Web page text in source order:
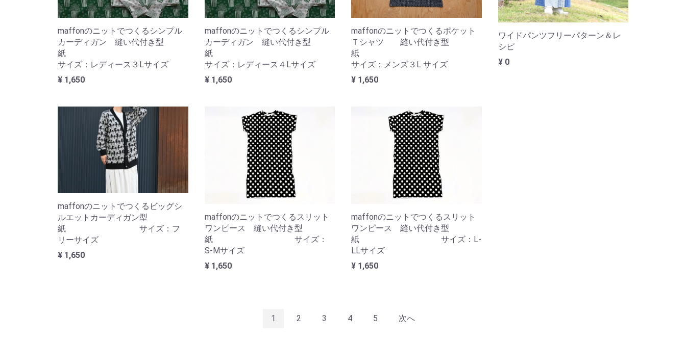
maffonのニットでつくるシンプル
カーディガン 縫い代付き型
紙
サイズ：レディース３Lサイズ
¥ 1,650
maffonのニットでつくるシンプル
カーディガン 縫い代付き型
紙
サイズ：レディース４Lサイズ
¥ 1,650
maffonのニットでつくるポケット
Ｔシャツ 縫い代付き型
紙
サイズ：メンズ３L サイズ
¥ 1,650
ワイドパンツフリーパターン＆レ
シピ
¥ 0
maffonのニットでつくるビッグシ
ルエットカーディガン型
紙 サイズ：フ
リーサイズ
¥ 1,650
maffonのニットでつくるスリット
ワンピース 縫い代付き型
紙 サイズ：
S-Mサイズ
¥ 1,650
maffonのニットでつくるスリット
ワンピース 縫い代付き型
紙 サイズ：L-
LLサイズ
¥ 1,650
1 2 3 4 5 次へ